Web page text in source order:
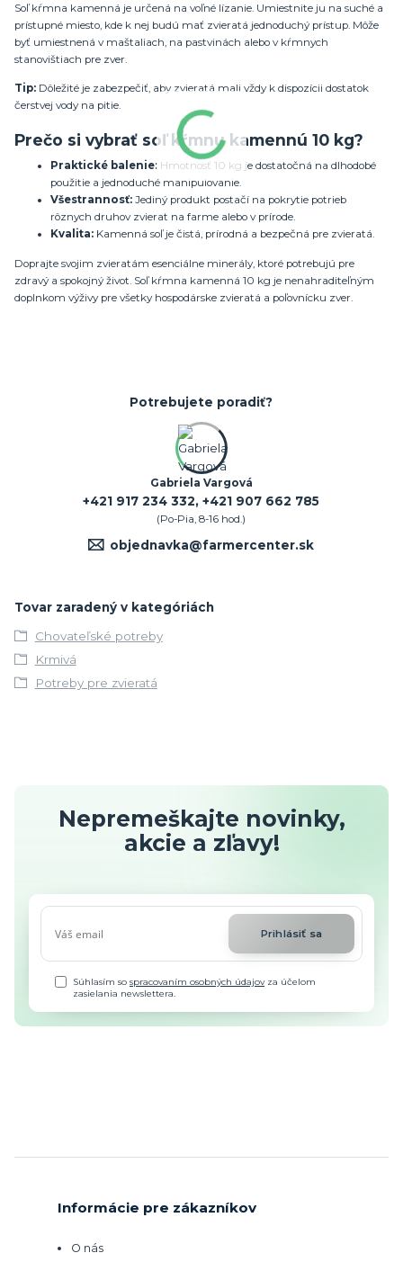
Soľ kŕmna kamenná je určená na voľné lízanie. Umiestnite ju na suché a
prístupné miesto, kde k nej budú mať zvieratá jednoduchý prístup. Môže
byť umiestnená v maštaliach, na pastvinách alebo v kŕmnych
stanovištiach pre zver.
Tip: Dôležité je zabezpečiť, aby zvieratá mali vždy k dispozícii dostatok
čerstvej vody na pitie.
Prečo si vybrať soľ kŕmnu kamennú 10 kg?
Praktické balenie: Hmotnosť 10 kg je dostatočná na dlhodobé
použitie a jednoduché manipulovanie.
Všestrannosť: Jediný produkt postačí na pokrytie potrieb
rôznych druhov zvierat na farme alebo v prírode.
Kvalita: Kamenná soľ je čistá, prírodná a bezpečná pre zvieratá.
Doprajte svojim zvieratám esenciálne minerály, ktoré potrebujú pre
zdravý a spokojný život. Soľ kŕmna kamenná 10 kg je nenahraditeľným
doplnkom výživy pre všetky hospodárske zvieratá a poľovnícku zver.
Potrebujete poradiť?
Gabriela Vargová
+421 917 234 332, +421 907 662 785
(Po-Pia, 8-16 hod.)
objednavka@farmercenter.sk
Tovar zaradený v kategóriách
Chovateľské potreby
Krmivá
Potreby pre zvieratá
Nepremeškajte novinky,
akcie a zľavy!
Prihlásiť sa
Súhlasím sospracovaním osobných údajovza účelom
zasielania newslettera.
Informácie pre zákazníkov
O nás